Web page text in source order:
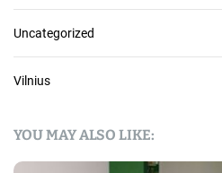
Uncategorized
Vilnius
YOU MAY ALSO LIKE: